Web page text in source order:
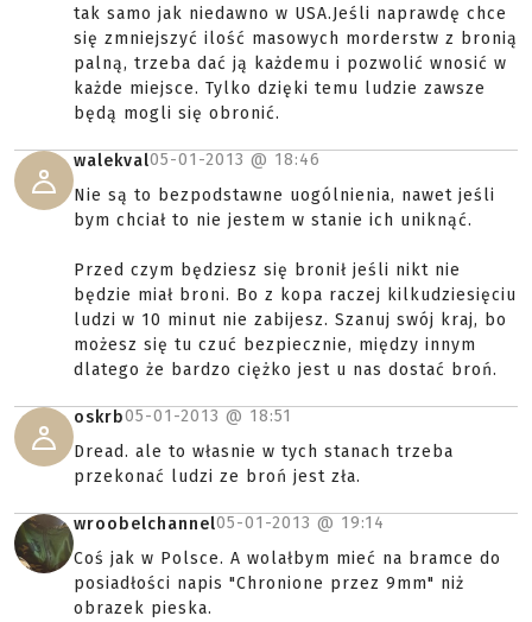
tak samo jak niedawno w USA.Jeśli naprawdę chce
się zmniejszyć ilość masowych morderstw z bronią
palną, trzeba dać ją każdemu i pozwolić wnosić w
każde miejsce. Tylko dzięki temu ludzie zawsze
będą mogli się obronić.
walekval05-01-2013 @ 18:46
Nie są to bezpodstawne uogólnienia, nawet jeśli
bym chciał to nie jestem w stanie ich uniknąć.
Przed czym będziesz się bronił jeśli nikt nie
będzie miał broni. Bo z kopa raczej kilkudziesięciu
ludzi w 10 minut nie zabijesz. Szanuj swój kraj, bo
możesz się tu czuć bezpiecznie, między innym
dlatego że bardzo ciężko jest u nas dostać broń.
oskrb05-01-2013 @ 18:51
Dread. ale to własnie w tych stanach trzeba
przekonać ludzi ze broń jest zła.
wroobelchannel05-01-2013 @ 19:14
Coś jak w Polsce. A wolałbym mieć na bramce do
posiadłości napis "Chronione przez 9mm" niż
obrazek pieska.